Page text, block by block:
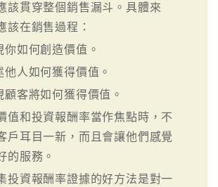
該貫穿整個銷售漏斗。具體來
該在銷售過程：
你如何創造價值。
他人如何獲得價值。
顧客將如何獲得價值。
值和投資報酬率當作焦點時，不
戶耳目一新，而且會讓他們感覺
的服務。
投資報酬率證據的好方法是對一